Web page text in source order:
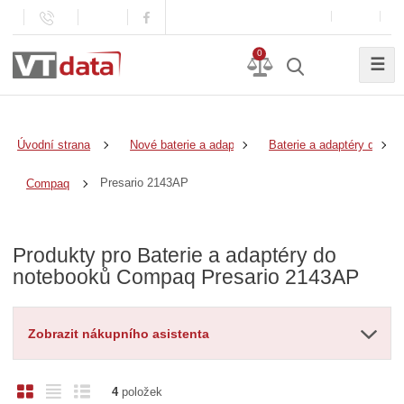
0
☰
Úvodní strana Nové baterie a adaptéry Baterie a adaptéry do
Compaq Presario 2143AP
Produkty pro Baterie a adaptéry do
notebooků Compaq Presario 2143AP
Zobrazit nákupního asistenta
O
Ř
4položek